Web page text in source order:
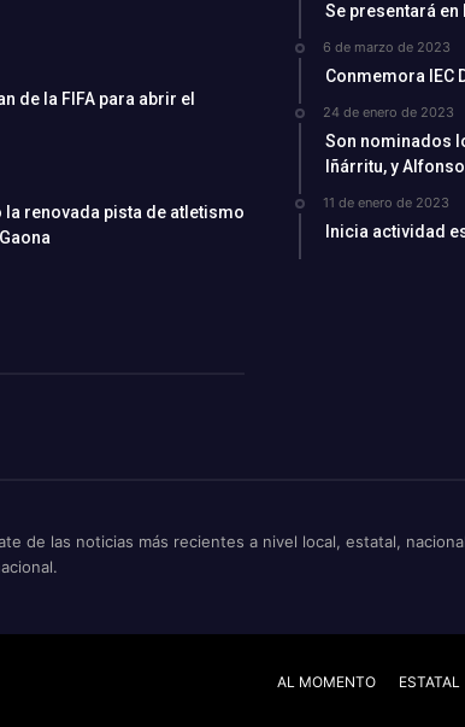
de la FIFA para abrir el
la renovada pista de atletismo
Se presentará
6 de marzo de 2023
Conmemora IEC
24 de enero de 2023
Son nominados
Iñárritu, y
11 de enero de 2023
Inicia actividad
de las noticias más recientes a nivel local, estatal,
AL MOMENTO ESTATAL